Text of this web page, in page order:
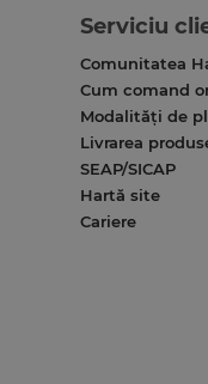
Serviciu
Comunitatea
Cum comand
Modalități de
Livrarea
SEAP/SICAP
Hartă site
Cariere